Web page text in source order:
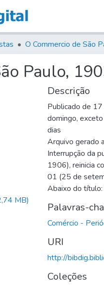
O Commercio de São
Paulo,
MB)
Descrição
Publicado de
domingo,
dias
Arquivo gerado
Interrupção da
1906), reinicia
01 (25 de
Abaixo do
Palavras-
Comércio -
URI
http://
Coleções